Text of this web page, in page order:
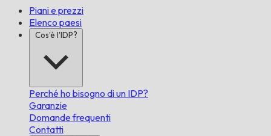
Piani e prezzi
Elenco paesi
Cos'è l'IDP?
Perché ho bisogno di un IDP?
Garanzie
Domande frequenti
Contatti